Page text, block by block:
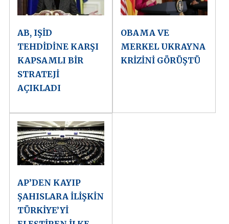
AB, IŞİD
TEHDİDİNE KARŞI
KAPSAMLI BİR
STRATEJİ
AÇIKLADI
OBAMA VE
MERKEL UKRAYNA
KRİZİNİ GÖRÜŞTÜ
AP’DEN KAYIP
ŞAHISLARA İLİŞKİN
TÜRKİYE’Yİ